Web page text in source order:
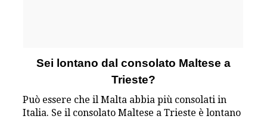
Sei lontano dal consolato Maltese a
Trieste?
Può essere che il Malta abbia più consolati in
Italia. Se il consolato Maltese a Trieste è lontano